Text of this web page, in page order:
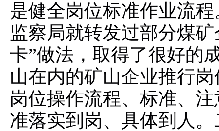
是健全岗位标准作业流程
监察局就转发过部分煤
卡”做法，取得了很好的
山在内的矿山企业推行
岗位操作流程、标准、
准落实到岗、具体到人